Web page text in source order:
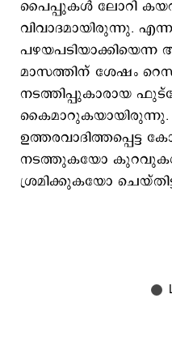
പൈപ്പുകള്‍ ലോറി
വിവാദമായിരുന്നു.
മാസത്തിന് ശേഷം
നടത്തിപ്പുകാരായ
നടത്തുകയോ കുറവുകള്‍
ശ്രമിക്കുകയോ